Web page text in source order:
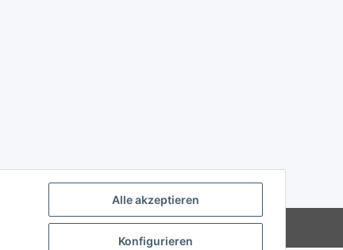
Powered byJTL-Shop
Alle akzeptieren
Konfigurieren